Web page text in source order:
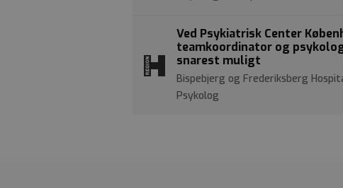
Ved Psykiatrisk Center
teamkoordinator og
snarest muligt
Bispebjerg og Frederiksberg
Psykolog